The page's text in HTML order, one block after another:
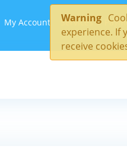
Warning
experience. If
receive
Services
My Account